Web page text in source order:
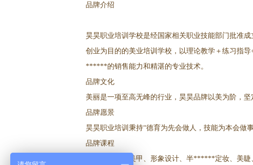
品牌介绍
昊昊职业培训学校是经国家相关职业技能部门批准
创业为目的的美业培训学校，以理论教学＋练习指
******的销售能力和精湛的专业技术。
品牌文化
美丽是一项至高无峰的行业，昊昊品牌以美为阶，坚
品牌愿景
昊昊职业培训秉持“德育为先会做人，技能为本会做
品牌课程
美容、化妆、美甲、形象设计、半******定妆、美